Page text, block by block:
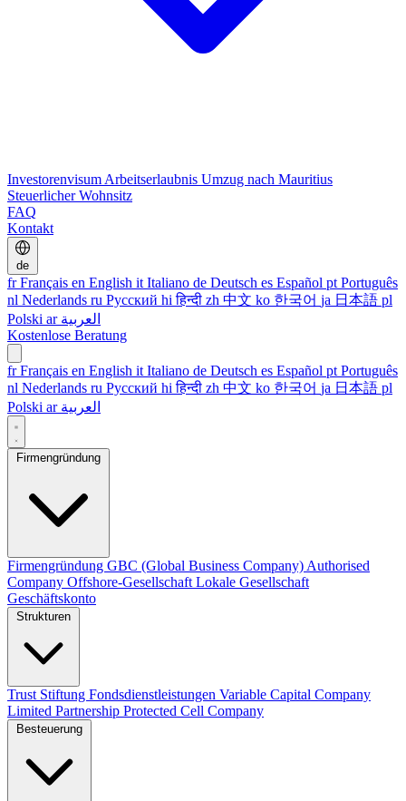
Investorenvisum Arbeitserlaubnis Umzug nach Mauritius
Steuerlicher Wohnsitz
FAQ
Kontakt
de
frFrançais en English it Italiano de Deutsch es Español pt Português
nl Nederlands ru Русский hi हिन्दी zh 中文 ko 한국어 ja 日本語 pl
Polski ar العربية
Kostenlose Beratung
frFrançais en English it Italiano de Deutsch es Español pt Português
nl Nederlands ru Русский hi हिन्दी zh 中文 ko 한국어 ja 日本語 pl
Polski ar العربية
Firmengründung GBC (Global Business Company) Authorised
Company Offshore-Gesellschaft Lokale Gesellschaft
Geschäftskonto
Trust Stiftung Fondsdienstleistungen Variable Capital Company
Limited Partnership Protected Cell Company